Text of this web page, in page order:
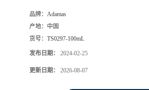
品牌： Adamas
产地： 中国
货号： TS0297-100mL
发布日期： 2024-02-25
更新日期： 2026-08-07